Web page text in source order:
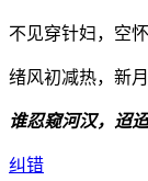
不见穿针妇，空怀
绪风初减热，新月
谁忍窥河汉，迢迢
纠错